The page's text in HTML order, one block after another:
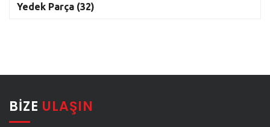
Yedek Parça (32)
BIZE ULAŞIN